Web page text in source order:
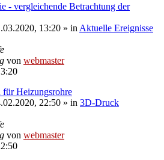
- vergleichende Betrachtung der
13:20 » in Aktuelle Ereignisse
von webmaster
Heizungsrohre
22:50 » in 3D-Druck
von webmaster